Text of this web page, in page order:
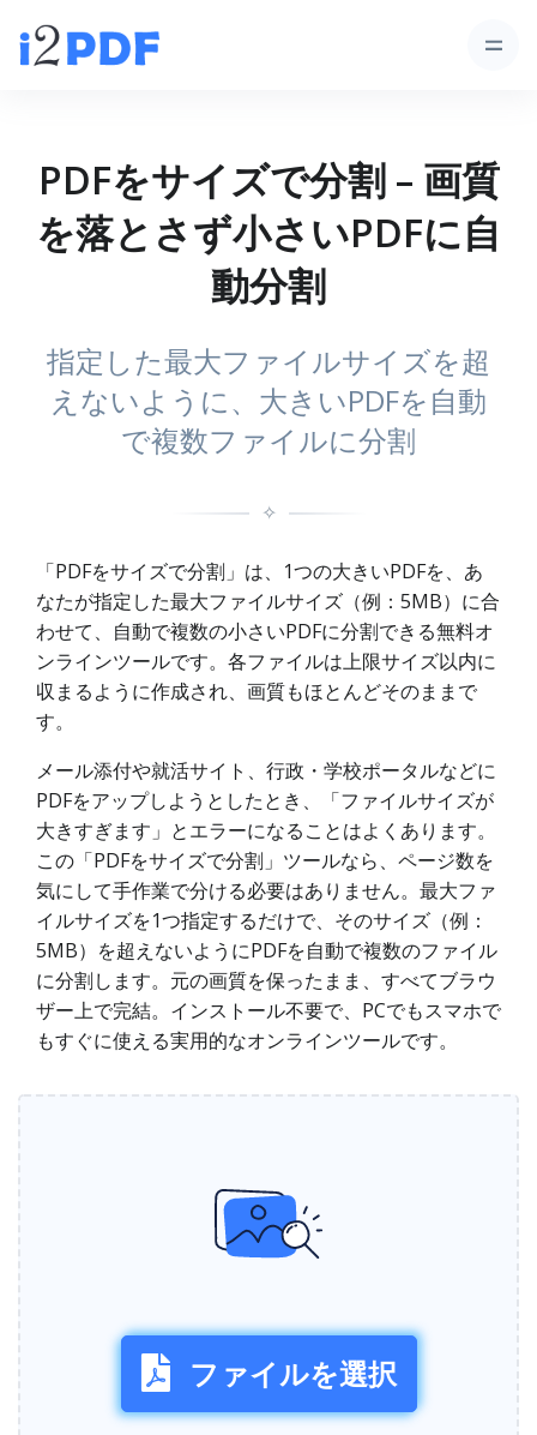
PDFをサイズで分割 – 画質
を落とさず小さいPDFに自
動分割
指定した最大ファイルサイズを超
えないように、大きいPDFを自動
で複数ファイルに分割
✧
「PDFをサイズで分割」は、1つの大きいPDFを、あ
なたが指定した最大ファイルサイズ（例：5MB）に合
わせて、自動で複数の小さいPDFに分割できる無料オ
ンラインツールです。各ファイルは上限サイズ以内に
収まるように作成され、画質もほとんどそのままで
す。
メール添付や就活サイト、行政・学校ポータルなどに
PDFをアップしようとしたとき、「ファイルサイズが
大きすぎます」とエラーになることはよくあります。
この「PDFをサイズで分割」ツールなら、ページ数を
気にして手作業で分ける必要はありません。最大ファ
イルサイズを1つ指定するだけで、そのサイズ（例：
5MB）を超えないようにPDFを自動で複数のファイル
に分割します。元の画質を保ったまま、すべてブラウ
ザー上で完結。インストール不要で、PCでもスマホで
もすぐに使える実用的なオンラインツールです。
ファイルを選択